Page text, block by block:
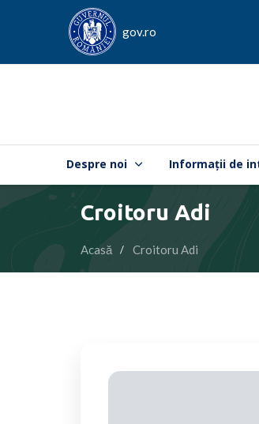
gov.ro
Despre noi Informații de
Croitoru Adi
Acasă Croitoru Adi